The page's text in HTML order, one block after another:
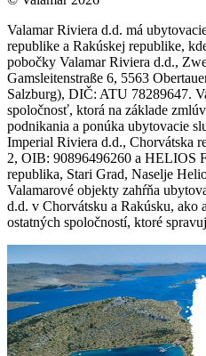
Valamar Riviera d.d. má
republike a Rakúskej republike,
pobočky Valamar Riviera d.d.,
Gamsleitenstraße 6, 5563
Salzburg), DIČ: ATU 78289647.
spoločnosť, ktorá na základe
podnikania a ponúka ubytovacie
Imperial Riviera d.d., Chorvátska
2, OIB: 90896496260 a HELIOS
republika, Stari Grad, Naselje
Valamarové objekty zahŕňa
d.d. v Chorvátsku a Rakúsku, ako
ostatných spoločností, ktoré